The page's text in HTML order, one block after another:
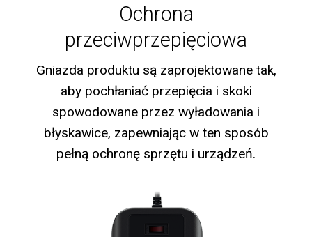
Ochrona
przeciwprzepięciowa
Gniazda produktu są zaprojektowane tak,
aby pochłaniać przepięcia i skoki
spowodowane przez wyładowania i
błyskawice, zapewniając w ten sposób
pełną ochronę sprzętu i urządzeń.